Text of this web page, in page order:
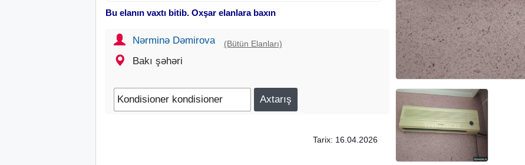
Bu elanın vaxtı bitib. Oxşar elanlara baxın
Nərminə Dəmirova (Bütün Elanları)
Bakı şəhəri
Tarix: 16.04.2026